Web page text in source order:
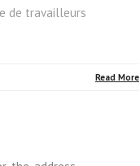
de travailleurs
Read More